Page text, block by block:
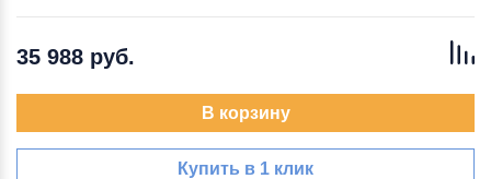
35 988 руб.
В корзину
Купить в 1 клик